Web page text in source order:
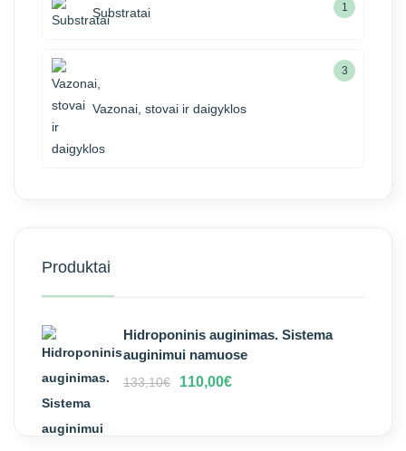
Substratai 1
Vazonai, stovai ir daigyklos
3
Produktai
Hidroponinis auginimas. Sistema
auginimui namuose
133,10€ 110,00€